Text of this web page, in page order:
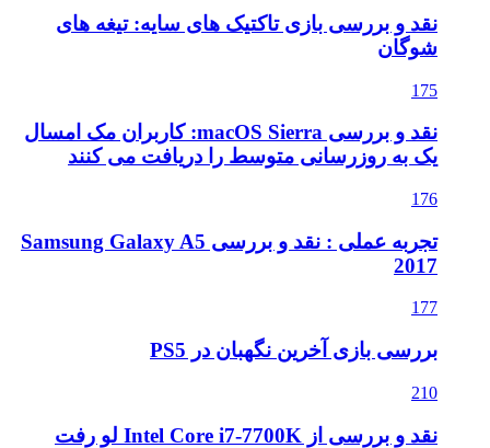
نقد و بررسی بازی تاکتیک های سایه: تیغه های
شوگان
175
نقد و بررسی macOS Sierra: کاربران مک امسال
یک به روزرسانی متوسط را دریافت می کنند
176
تجربه عملی : نقد و بررسی Samsung Galaxy A5
2017
177
بررسی بازی آخرین نگهبان در PS5
210
نقد و بررسی از Intel Core i7-7700K لو رفت